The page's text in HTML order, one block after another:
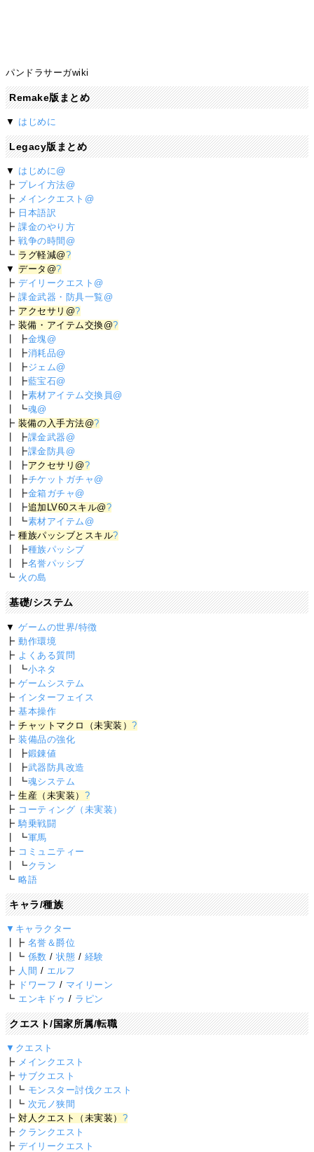
パンドラサーガwiki
Remake版まとめ
▼ はじめに
Legacy版まとめ
▼ はじめに@
┣ プレイ方法@
┣ メインクエスト@
┣ 日本語訳
┣課金のやり方
┣戦争の時間@
┗ ラグ軽減@?
▼データ@?
┣デイリークエスト@
┣課金武器・防具一覧@
┣ アクセサリ@?
┣装備・アイテム交換@?
┃ ┣金塊@
┃ ┣消耗品@
┃ ┣ジェム@
┃ ┣藍宝石@
┃ ┣素材アイテム交換員@
┃ ┗魂@
┣装備の入手方法@?
┃ ┣課金武器@
┃ ┣課金防具@
┃ ┣アクセサリ@?
┃ ┣チケットガチャ@
┃ ┣金箱ガチャ@
┃ ┣追加LV60スキル@?
┃ ┗素材アイテム@
┣種族パッシブとスキル?
┃ ┣種族パッシブ
┃ ┣名誉パッシブ
┗ 火の島
基礎/システム
▼ゲームの世界/特徴
┣動作環境
┣ よくある質問
┃ ┗小ネタ
┣ゲームシステム
┣ インターフェイス
┣基本操作
┣チャットマクロ（未実装）?
┣装備品の強化
┃ ┣鍛錬値
┃ ┣武器防具改造
┃ ┗魂システム
┣生産（未実装） ?
┣ コーティング（未実装）
┣騎乗戦闘
┃ ┗軍馬
┣ コミュニティー
┃ ┗クラン
┗略語
キャラ/種族
▼キャラクター
┃┣ 名誉＆爵位
┃┗ 係数 /状態 / 経験
┣ 人間 / エルフ
┣ ドワーフ / マイリーン
┗ エンキドゥ / ラピン
クエスト/国家所属/転職
▼クエスト
┣ メインクエスト
┣サブクエスト
┃┗ モンスター討伐クエスト
┃┗ 次元ノ狭間
┣対人クエスト（未実装） ?
┣ クランクエスト
┣デイリークエスト